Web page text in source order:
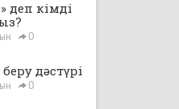
деп кімді
0
дәстүрі
0